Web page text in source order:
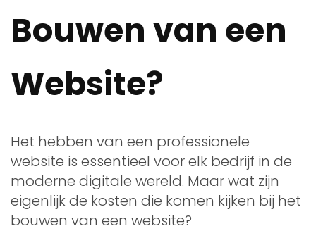
Bouwen van een
Website?
Het hebben van een professionele
website is essentieel voor elk bedrijf in de
moderne digitale wereld. Maar wat zijn
eigenlijk de kosten die komen kijken bij het
bouwen van een website?